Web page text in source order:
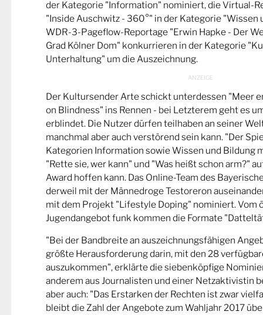
der Kategorie "Information" nominiert, die Virtual-
"Inside Auschwitz - 360°" in der Kategorie "Wissen
WDR-3-Pageflow-Reportage "Erwin Hapke - Der
Grad Kölner Dom" konkurrieren in der Kategorie
Unterhaltung" um die Auszeichnung.
Der Kultursender Arte schickt unterdessen "Meer
on Blindness" ins Rennen - bei Letzterem geht es
erblindet. Die Nutzer dürfen teilhaben an seiner
manchmal aber auch verstörend sein kann. "Der
Kategorien Information sowie Wissen und Bildung
"Rette sie, wer kann" und "Was heißt schon arm?"
Award hoffen kann. Das Online-Team des
derweil mit der Männedroge Testoreron
mit dem Projekt "Lifestyle Doping" nominiert.
Jugendangebot funk kommen die Formate
"Bei der Bandbreite an auszeichnungsfähigen
größte Herausforderung darin, mit den 28
auszukommen", erklärte die siebenköpfige
anderem aus Journalisten und einer Netzaktivistin
aber auch: "Das Erstarken der Rechten ist zwar
bleibt die Zahl der Angebote zum Wahljahr 2017